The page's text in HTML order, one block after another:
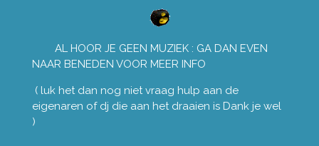
AL HOOR JE GEEN MUZIEK : GA DAN EVEN
NAAR BENEDEN VOOR MEER INFO
( luk het dan nog niet vraag hulp aan de
eigenaren of dj die aan het draaien is Dank je wel
)